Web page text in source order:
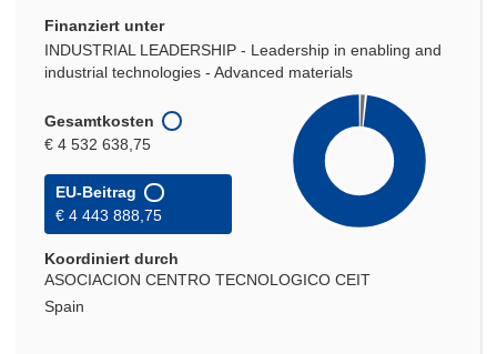
Finanziert unter
INDUSTRIAL LEADERSHIP - Leadership in enabling and
industrial technologies - Advanced materials
Gesamtkosten
€ 4 532 638,75
EU-Beitrag
€ 4 443 888,75
Koordiniert durch
ASOCIACION CENTRO TECNOLOGICO CEIT
Spain